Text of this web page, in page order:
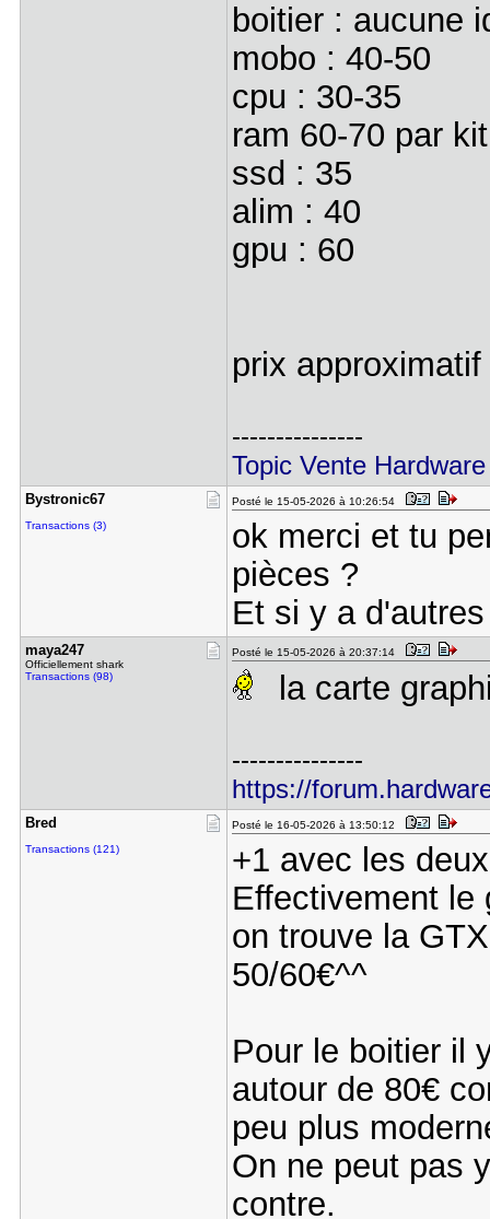
boitier : aucune
mobo : 40-50
cpu : 30-35
ram 60-70 par kit
ssd : 35
alim : 40
gpu : 60
prix approximatif
---------------
Topic Vente Hardware
Bystronic6​7
Transactions (3)
Posté le 15-05-2026 à 10:26:54
ok merci et tu
pièces ?
Et si y a
maya247
Officiellement shark
Transactions (98)
Posté le 15-05-2026 à 20:37:14
la carte
---------------
https://
Bred
Transactions (121)
Posté le 16-05-2026 à 13:50:12
+1 avec les
Effectivement le
on trouve la
50/60€^^
Pour le boitier il
autour de 80€
peu plus
On ne peut pas
contre.